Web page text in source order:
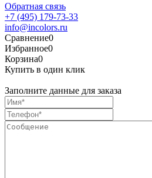
Обратная связь
+7 (495) 179-73-33
info@incolors.ru
Сравнение0
Избранное0
Корзина0
Купить в один клик
Заполните данные для заказа